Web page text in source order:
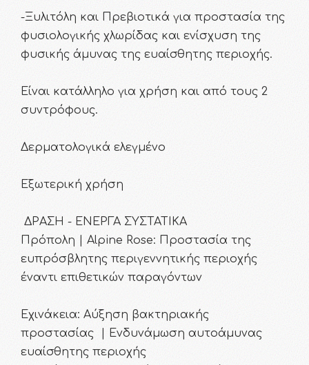
-Ξυλιτόλη και Πρεβιοτικά για προστασία της
φυσιολογικής χλωρίδας και ενίσχυση της
φυσικής άμυνας της ευαίσθητης περιοχής.
Είναι κατάλληλο για χρήση και από τους 2
συντρόφους.
Δερματολογικά ελεγμένο
Εξωτερική χρήση
ΔΡΑΣΗ - ΕΝΕΡΓΑ ΣΥΣΤΑΤΙΚΑ
Πρόπολη | Alpine Rose: Προστασία της
ευπρόσβλητης περιγεννητικής περιοχής
έναντι επιθετικών παραγόντων
Εχινάκεια: Αύξηση βακτηριακής
προστασίας | Ενδυνάμωση αυτοάμυνας
ευαίσθητης περιοχής